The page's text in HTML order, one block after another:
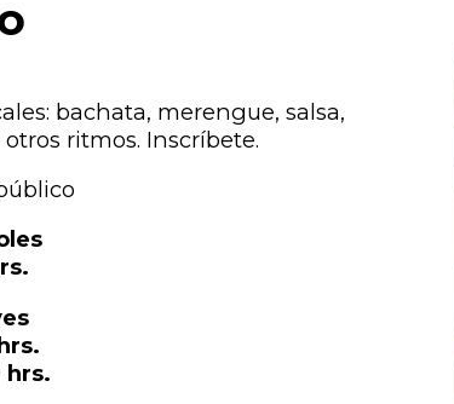
bachata, merengue, salsa,
ritmos. Inscríbete.
hrs.